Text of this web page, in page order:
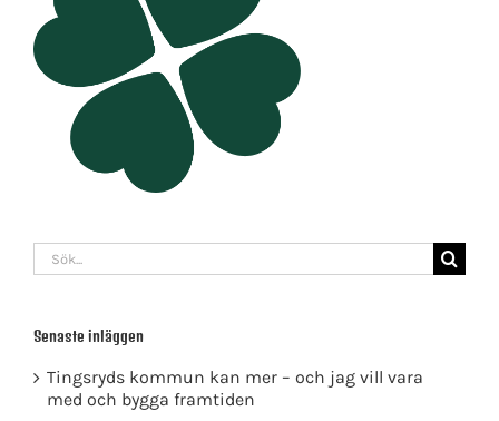
Sök
efter:
Senaste inläggen
Tingsryds kommun kan mer – och jag vill vara
med och bygga framtiden